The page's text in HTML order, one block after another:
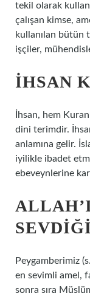
tekil olarak
çalışan kimse,
kullanılan bütün
işçiler,
İHSAN
İhsan, hem
dini terimdir.
anlamına gelir.
iyilikle ibadet
ebeveynlerine
Peygamberimiz
en sevimli amel,
sonra sıra